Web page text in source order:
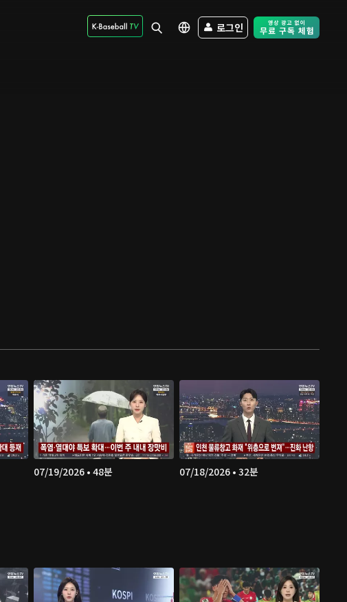
로그인 Free Trial -
07/19/2026 • 48분 07/18/2026 • 32분